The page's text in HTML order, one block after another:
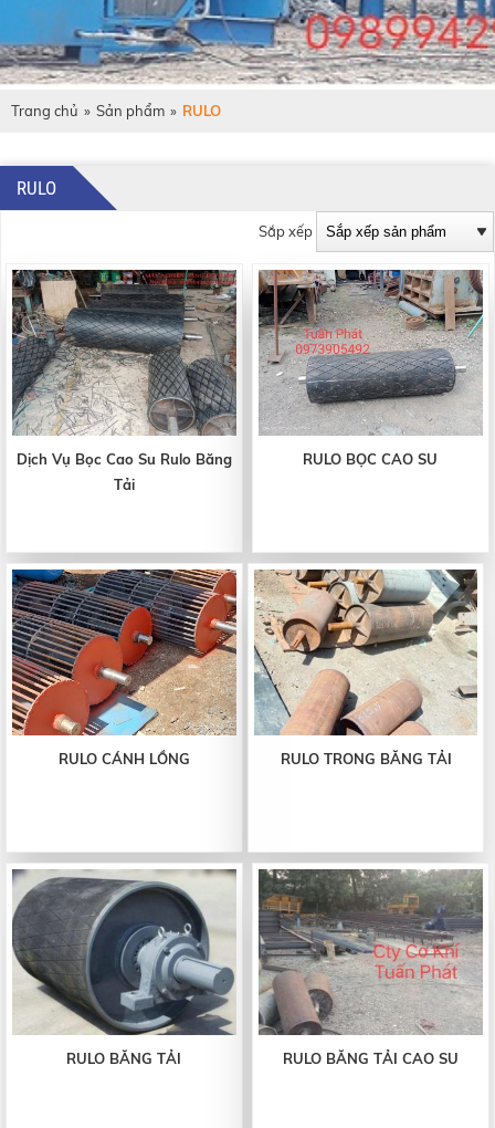
Trang chủ » Sản phẩm » RULO
RULO
Sắp xếp
Dịch Vụ Bọc Cao Su Rulo Băng
Tải
RULO BỌC CAO SU
RULO CÁNH LỒNG RULO TRONG BĂNG TẢI
RULO BĂNG TẢI RULO BĂNG TẢI CAO SU